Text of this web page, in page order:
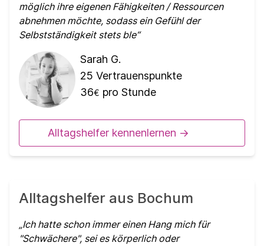
möglich ihre eigenen Fähigkeiten / Ressourcen
abnehmen möchte, sodass ein Gefühl der
Selbstständigkeit stets ble
Sarah G.
25 Vertrauenspunkte
36€ pro Stunde
Alltagshelfer kennenlernen ->
Alltagshelfer aus Bochum
Ich hatte schon immer einen Hang mich für
"Schwächere", sei es körperlich oder